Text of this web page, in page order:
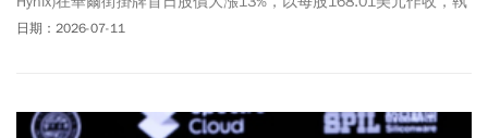
行長郭魯正(Kwak Noh-jung)表示，全球記憶體市場已處於供不應求
四(7/9)先亮燈漲停鎖住435.5元、晶豪科(3006)也以漲停價237元作
日期：2026-07-11